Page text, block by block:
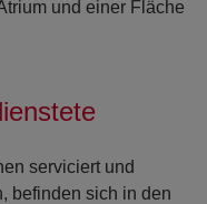
und einer Fläche
serviciert und
befinden sich in den